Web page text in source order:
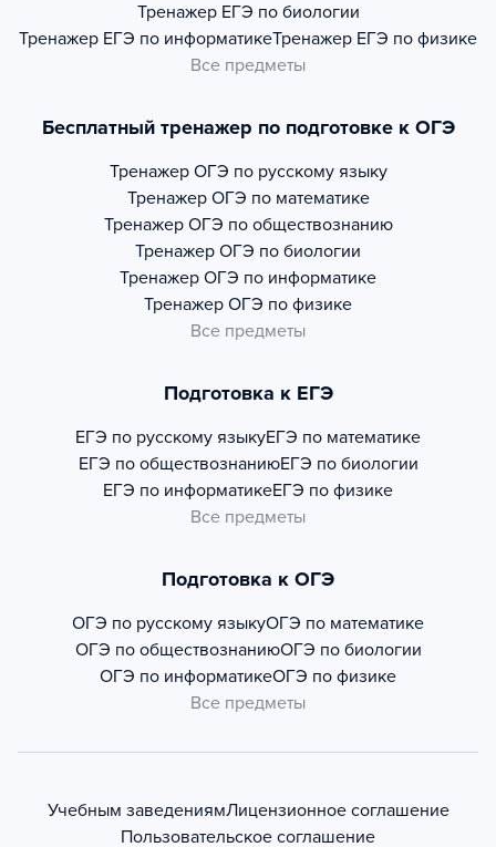
Тренажер ЕГЭ по биологии
Тренажер ЕГЭ по информатикеТренажер ЕГЭ по физике
Все предметы
Бесплатный тренажер по подготовке к ОГЭ
Тренажер ОГЭ по русскому языку
Тренажер ОГЭ по математике
Тренажер ОГЭ по обществознанию
Тренажер ОГЭ по биологии
Тренажер ОГЭ по информатике
Тренажер ОГЭ по физике
Все предметы
Подготовка к ЕГЭ
ЕГЭ по русскому языкуЕГЭ по математике
ЕГЭ по обществознаниюЕГЭ по биологии
ЕГЭ по информатикеЕГЭ по физике
Все предметы
Подготовка к ОГЭ
ОГЭ по русскому языкуОГЭ по математике
ОГЭ по обществознаниюОГЭ по биологии
ОГЭ по информатикеОГЭ по физике
Все предметы
Учебным заведениямЛицензионное соглашение
Пользовательское соглашение